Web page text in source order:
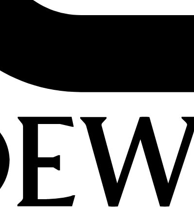
Anagram 骰子。灵感源自 Puzzle 10 周年 Paula's